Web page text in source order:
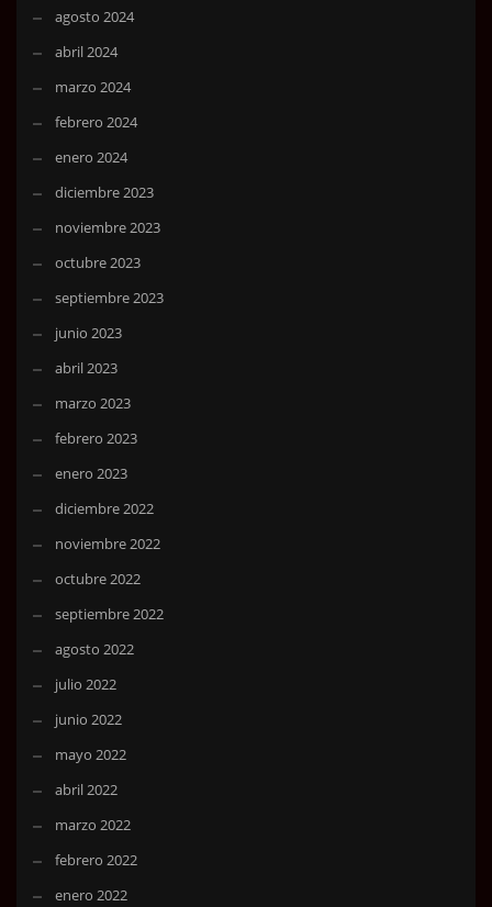
agosto 2024
abril 2024
marzo 2024
febrero 2024
enero 2024
diciembre 2023
noviembre 2023
octubre 2023
septiembre 2023
junio 2023
abril 2023
marzo 2023
febrero 2023
enero 2023
diciembre 2022
noviembre 2022
octubre 2022
septiembre 2022
agosto 2022
julio 2022
junio 2022
mayo 2022
abril 2022
marzo 2022
febrero 2022
enero 2022